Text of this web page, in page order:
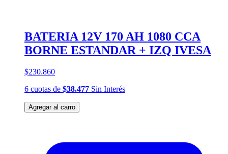
BATERIA 12V 170 AH 1080 CCA
BORNE ESTANDAR + IZQ IVESA
$230.860
6 cuotas de $38.477 Sin Interés
Agregar al carro